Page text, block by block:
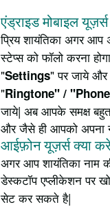
एंड्राइड मोबाइल
प्रिय शायंतिका अगर
स्टेप्स को फॉलो करना
"Settings" पर जाये
"Ringtone" /
जाये| अब आपके समक्ष बहुत
और जैसे ही आपको अपना
आईफ़ोन यूज़र्स क्या
अगर आप शायंतिका नाम
डेस्कटॉप एप्लीकेशन पर
सेट कर सकते है|